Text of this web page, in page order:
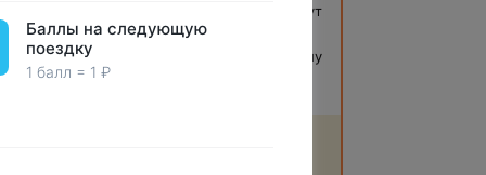
Наши специалисты помогут
вам определиться с выбором.
Консультация
и ни к чему
Баллы на следующую
поездку
1 балл = 1 ₽